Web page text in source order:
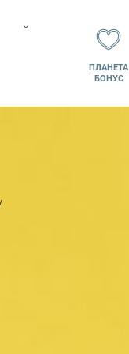
ПЛАНЕТА
БОНУС